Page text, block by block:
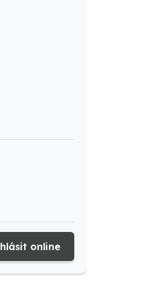
online